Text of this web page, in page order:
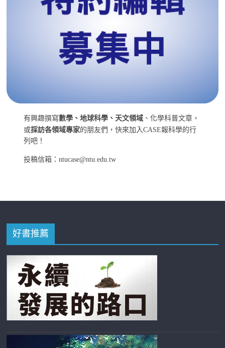
有興趣撰寫數學、地球科學、天文領域 、化學科普文章，
或採訪各領域專家的朋友們，快來加入CASE報科學的行
列吧！
投稿信箱：ntucase@ntu.edu.tw
好書推薦